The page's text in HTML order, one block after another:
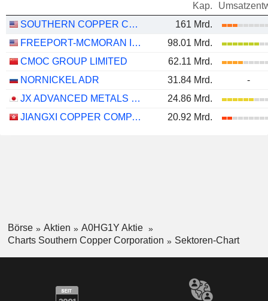
Kap.
SOUTHERN COPPER CORPORATION
161 Mrd.
FREEPORT-MCMORAN INC.
98.01 Mrd.
CMOC GROUP LIMITED
62.11 Mrd.
NORNICKEL ADR
31.84 Mrd.
-
JX ADVANCED METALS CORPORATION
24.86 Mrd.
JIANGXI COPPER COMPANY LIMITED
20.92 Mrd.
Börse Aktien
A0HG1Y Aktie
Charts Southern Copper Corporation
Sektoren-Chart